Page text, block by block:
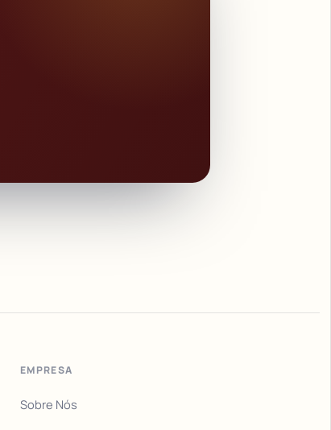
EMPRESA
Sobre Nós